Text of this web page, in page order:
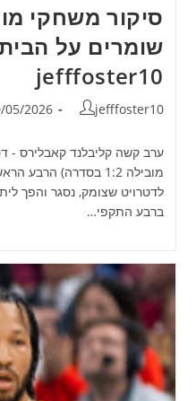
סיקור משחקי
שומרים על
jefffoster10
מחבר:
jefffoster10 פורסם:
05/2026
מובילה 1:2 בסדרה)
לדטרויט שצומק, נסגר והפך
ברבע התקפי…